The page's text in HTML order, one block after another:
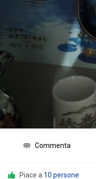
Commenta
Piace a 10 persone